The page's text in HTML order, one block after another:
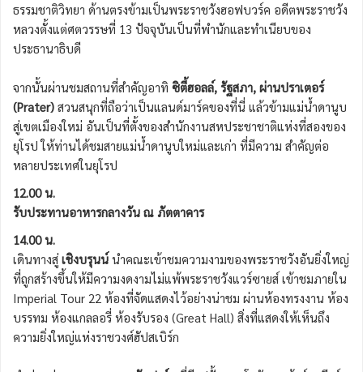
ธรรมชาติวิทยา ด้านตรงข้ามเป็นพระราชวังฮอฟบวร์ค อดีตพระราชวัง
หลวงตั้งแต่ศตวรรษที่ 13 ปัจจุบันเป็นที่พำนักและทำเนียบของ
ประธานาธิบดี
จากนั้นผ่านชมสถานที่สำคัญอาทิ ซิตี้ฮอลล์, รัฐสภา, ผ่านปราเตอร์
(Prater) สวนสนุกที่ถือว่าเป็นแลนด์มาร์คของที่นี่ แล้วข้ามแม่น้ำดานูบ
สู่เขตเมืองใหม่ อันเป็นที่ตั้งของสำนักงานสหประชาชาติแห่งที่สองของ
ยุโรป ให้ท่านได้ชมสายแม่น้ำดานูบใหม่และเก่า ที่มีความ สำคัญต่อ
หลายประเทศในยุโรป
12.00 น.
รับประทานอาหารกลางวัน ณ ภัตตาคาร
14.00 น.
เดินทางสู่ เชิงบรุนน์ นำคณะเข้าชมความงามของพระราชวังอันยิ่งใหญ่
ที่ถูกสร้างขึ้นให้มีความงดงามไม่แพ้พระราชวังแวร์ซายส์ เข้าชมภายใน
Imperial Tour 22 ห้องที่จัดแสดงไว้อย่างน่าชม ผ่านห้องทรงงาน ห้อง
บรรทม ห้องแกลลอรี่ ห้องรับรอง (Great Hall) สิ่งที่แสดงให้เห็นถึง
ความยิ่งใหญ่แห่งราชวงศ์ฮัปสเบิร์ก